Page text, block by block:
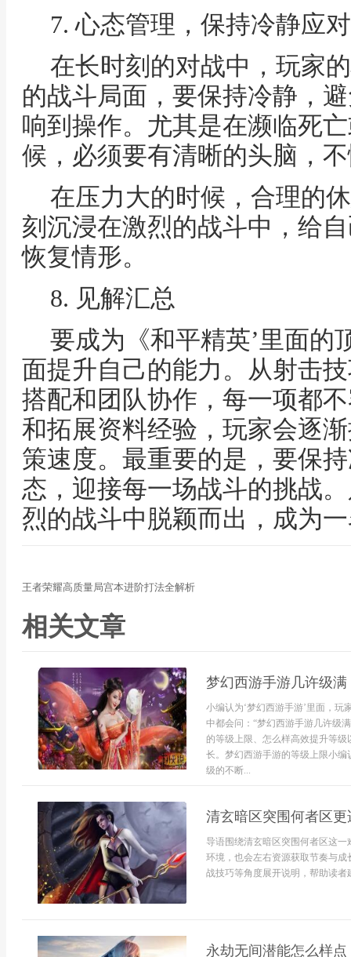
7. 心态管理，保持冷静应
在长时刻的对战中，玩家
的战斗局面，要保持冷静，
响到操作。尤其是在濒临死
候，必须要有清晰的头脑，
在压力大的时候，合理的
刻沉浸在激烈的战斗中，给
恢复情形。
8. 见解汇总
要成为《和平精英’里面的
面提升自己的能力。从射击
搭配和团队协作，每一项都
和拓展资料经验，玩家会逐
策速度。最重要的是，要保
态，迎接每一场战斗的挑战
烈的战斗中脱颖而出，成为
王者荣耀高质量局宫本进阶打法全解析
相关文章
梦幻西游手游几许级满
小编认为‘梦幻西游手游’里面，
中都会问：“梦幻西游手游几许级
的等级上限、怎么样高效提升等
长。梦幻西游手游的等级上限小编
级的不断...
清玄暗区突围何者区
导语围绕清玄暗区突围何者区这
环境，也会左右资源获取节奏与
战技巧等角度展开说明，帮助读者
永劫无间潜能怎么样点